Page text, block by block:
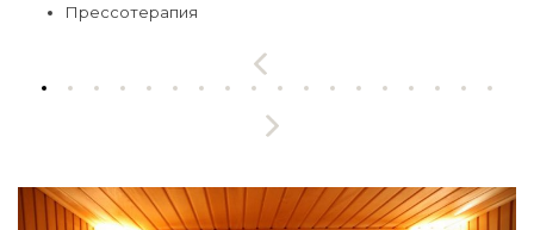
Прессотерапия